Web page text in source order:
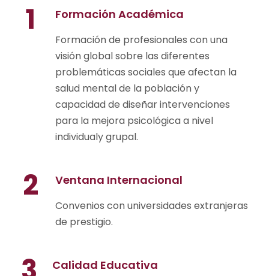
1 Formación Académica
Formación de profesionales con una
visión global sobre las diferentes
problemáticas sociales que afectan la
salud mental de la población y
capacidad de diseñar intervenciones
para la mejora psicológica a nivel
individualy grupal.
2 Ventana Internacional
Convenios con universidades extranjeras
de prestigio.
Calidad Educativa